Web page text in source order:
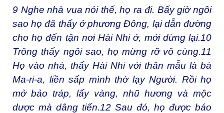
9 Nghe nhà vua nói thế, họ ra đi. Bấy giờ ngôi
sao họ đã thấy ở phương Đông, lại dẫn đường
cho họ đến tận nơi Hài Nhi ở, mới dừng lại.10
Trông thấy ngôi sao, họ mừng rỡ vô cùng.11
Họ vào nhà, thấy Hài Nhi với thân mẫu là bà
Ma-ri-a, liền sấp mình thờ lạy Người. Rồi họ
mở bảo tráp, lấy vàng, nhũ hương và mộc
dược mà dâng tiến.12 Sau đó, họ được báo